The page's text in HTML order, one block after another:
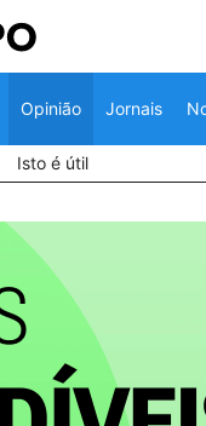
Opinião Jornais
Isto é útil